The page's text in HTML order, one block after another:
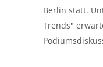
Berlin statt.
Trends"